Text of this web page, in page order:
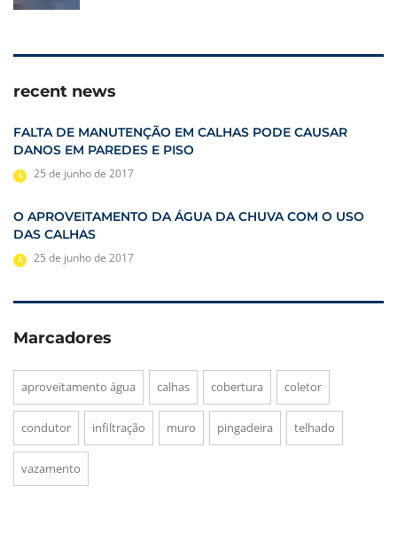
recent news
FALTA DE MANUTENÇÃO EM CALHAS PODE CAUSAR
DANOS EM PAREDES E PISO
25 de junho de 2017
O APROVEITAMENTO DA ÁGUA DA CHUVA COM O USO
DAS CALHAS
25 de junho de 2017
Marcadores
aproveitamento água calhas cobertura coletor
condutor infiltração muro pingadeira telhado
vazamento